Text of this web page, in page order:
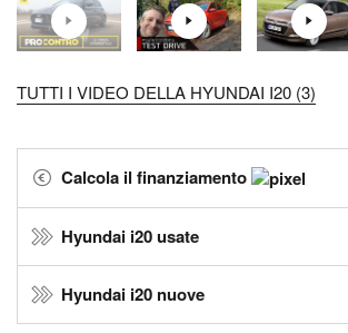
TUTTI I VIDEO DELLA HYUNDAI I20 (3)
Calcola il finanziamento
Hyundai i20 usate
Hyundai i20 nuove